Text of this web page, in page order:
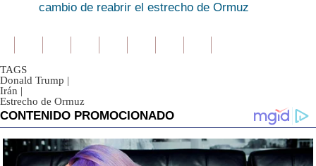
cambio de reabrir el estrecho de Ormuz
TAGS
Donald Trump |
Irán |
Estrecho de Ormuz